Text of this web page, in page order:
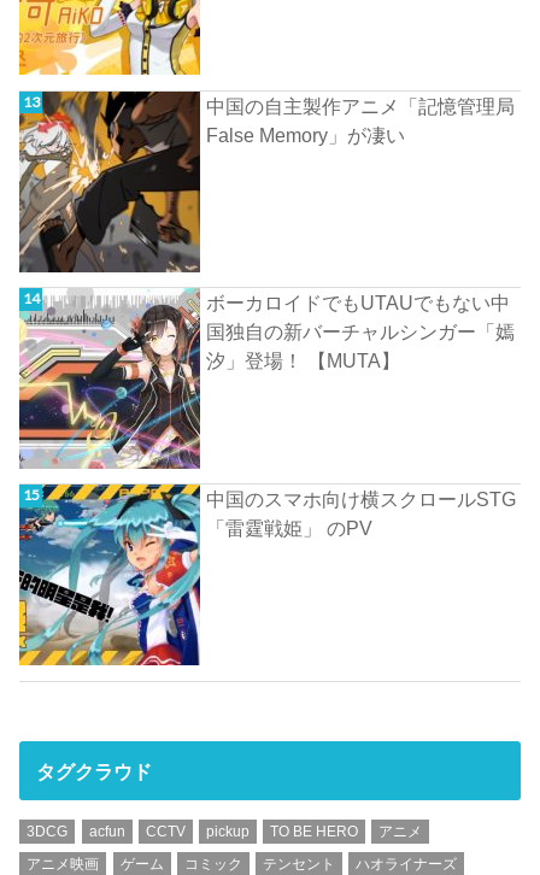
中国の自主製作アニメ「記憶管理局
False Memory」が凄い
ボーカロイドでもUTAUでもない中
国独自の新バーチャルシンガー「嫣
汐」登場！ 【MUTA】
中国のスマホ向け横スクロールSTG
「雷霆戦姫」 のPV
タグクラウド
3DCG acfun CCTV pickup TO BE HERO
アニメ
アニメ映画
ゲーム コミック テンセント
ハオライナーズ